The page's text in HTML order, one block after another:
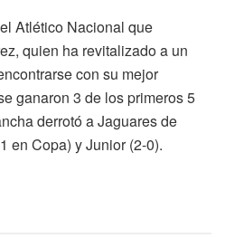
Atlético Nacional que
quien ha revitalizado a un
con su mejor
ganaron 3 de los primeros 5
derrotó a Jaguares de
en Copa) y Junior (2-0).